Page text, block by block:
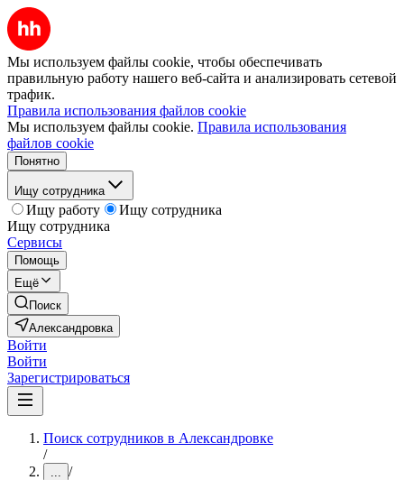
Мы используем файлы cookie, чтобы обеспечивать
правильную работу нашего веб-сайта и анализировать сетевой
трафик.
Правила использования файлов cookie
Мы используем файлы cookie. Правила использования
файлов cookie
Понятно
Ищу сотрудника
Ищу работу
Ищу сотрудника
Ищу сотрудника
Сервисы
Помощь
Ещё
Поиск
Александровка
Войти
Войти
Зарегистрироваться
Поиск сотрудников в Александровке
/
... /